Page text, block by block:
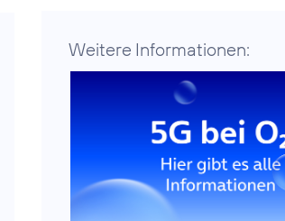
Weitere Informationen: